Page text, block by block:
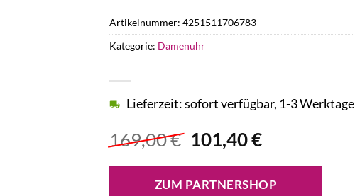
169,00€ Ursprünglicher
Preis
war:
101,40€Aktueller
ist:
Lieferzeit: sofort verfügbar, 1-3 Werktage
ZUM PARTNERSHOP
Artikelnummer:4251511706783
Kategorie: Damenuhr